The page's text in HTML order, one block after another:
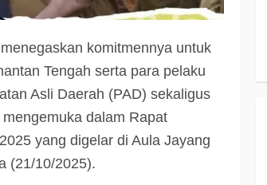
komitmennya untuk
Tengah serta para pelaku
Asli Daerah (PAD) sekaligus
dalam Rapat
yang digelar di Aula Jayang
(21/10/2025).